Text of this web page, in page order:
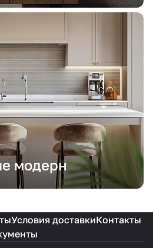
модерн
Условия доставкиКонтакты